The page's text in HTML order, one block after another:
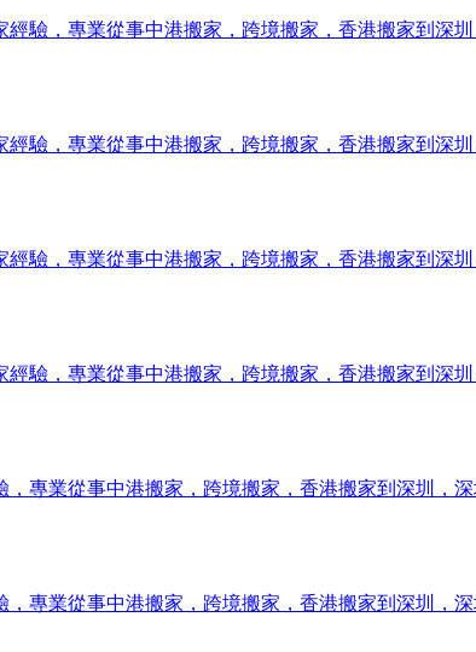
驗，專業從事中港搬家，跨境搬家，香港搬家到深
驗，專業從事中港搬家，跨境搬家，香港搬家到深
驗，專業從事中港搬家，跨境搬家，香港搬家到深
驗，專業從事中港搬家，跨境搬家，香港搬家到深
專業從事中港搬家，跨境搬家，香港搬家到深圳，
專業從事中港搬家，跨境搬家，香港搬家到深圳，